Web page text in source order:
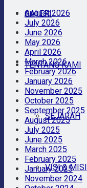
GALERI
TENTANG KAMI
SEJARAH
VISI & MISI
August 2026
July 2026
June 2026
May 2026
April 2026
March 2026
February 2026
January 2026
November 2025
October 2025
September 2025
August 2025
July 2025
June 2025
March 2025
February 2025
January 2025
November 2024